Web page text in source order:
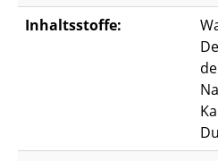
Inhaltsstoffe: